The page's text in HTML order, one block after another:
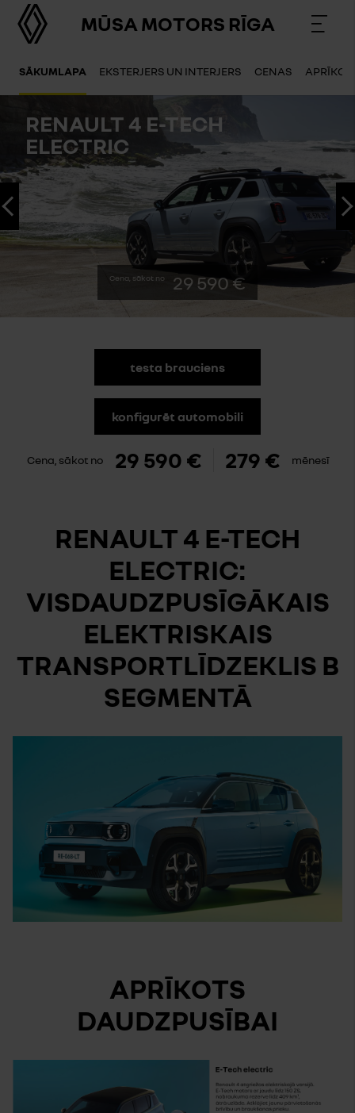
MŪSA MOTORS RĪGA
SĀKUMLAPA EKSTERJERS UN INTERJERS CENAS
RENAULT 4 E-
ELECTRIC
ATPAKAĻ
testa brauciens
konfigurēt automobili
Cena, sākot no 29 590 € 279 € mēnesī
RENAULT 4 E-TECH
ELECTRIC:
VISDAUDZPUSĪGĀKAIS
ELEKTRISKAIS
TRANSPORTLĪDZEKLIS B
SEGMENTĀ
APRĪKOTS
DAUDZPUSĪBAI